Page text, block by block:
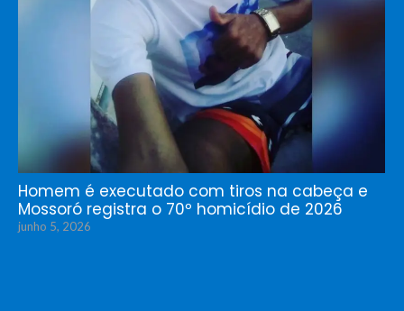
Homem é executado com tiros na cabeça e
Mossoró registra o 70º homicídio de 2026
junho 5, 2026